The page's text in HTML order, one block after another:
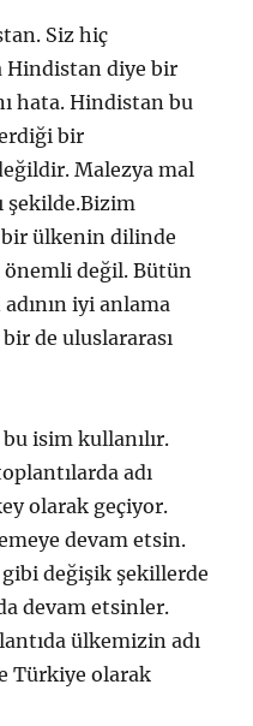
Siz hiç
Hindistan diye bir
hata. Hindistan bu
bir
Malezya mal
şekilde.Bizim
ülkenin dilinde
önemli değil. Bütün
iyi anlama
de uluslararası
isim kullanılır.
adı
olarak geçiyor.
devam etsin.
değişik şekillerde
devam etsinler.
ülkemizin adı
Türkiye olarak